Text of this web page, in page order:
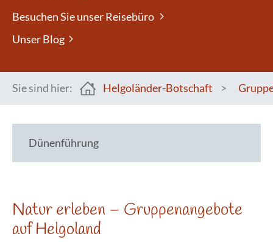
Besuchen Sie unser Reisebüro
Unser Blog
You are here:
Sie sind hier: Helgoländer-Botschaft >
Natur erleben – Gruppenangebote
auf Helgoland
Dünenführung